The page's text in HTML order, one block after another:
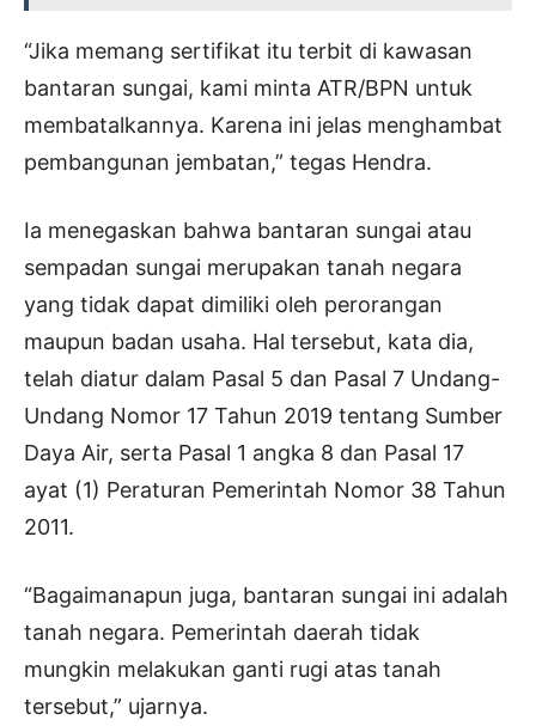
“Jika memang sertifikat itu terbit di kawasan
bantaran sungai, kami minta ATR/BPN untuk
membatalkannya. Karena ini jelas menghambat
pembangunan jembatan,” tegas Hendra.
Ia menegaskan bahwa bantaran sungai atau
sempadan sungai merupakan tanah negara
yang tidak dapat dimiliki oleh perorangan
maupun badan usaha. Hal tersebut, kata dia,
telah diatur dalam Pasal 5 dan Pasal 7 Undang-
Undang Nomor 17 Tahun 2019 tentang Sumber
Daya Air, serta Pasal 1 angka 8 dan Pasal 17
ayat (1) Peraturan Pemerintah Nomor 38 Tahun
2011.
“Bagaimanapun juga, bantaran sungai ini adalah
tanah negara. Pemerintah daerah tidak
mungkin melakukan ganti rugi atas tanah
tersebut,” ujarnya.